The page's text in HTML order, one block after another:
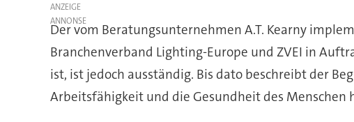
ANZEIGE
Der vom Beratungsunternehmen A.T. Kearny
Branchenverband Lighting-Europe und ZVEI in
ist, ist jedoch ausständig. Bis dato beschreibt der
Arbeitsfähigkeit und die Gesundheit des Menschen